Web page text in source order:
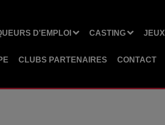
D'EMPLOI CASTING JEUX
CLUBS PARTENAIRES CONTACT